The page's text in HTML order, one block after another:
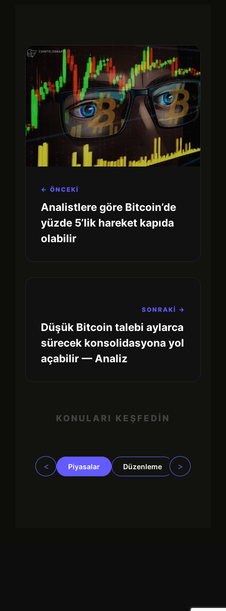
← ÖNCEKİ
Analistlere göre Bitcoin’de
yüzde 5’lik hareket kapıda
olabilir
SONRAKİ →
Düşük Bitcoin talebi aylarca
sürecek konsolidasyona yol
açabilir — Analiz
KONULARI KEŞFEDİN
< Piyasalar Düzenleme İşletmeler
>